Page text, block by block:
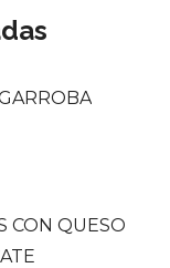
CON QUESO